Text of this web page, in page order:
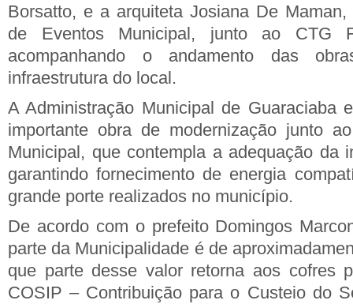
Borsatto, e a arquiteta Josiana De
de Eventos Municipal, junto ao CTG
acompanhando o andamento das
infraestrutura do local.
A Administração Municipal de Guaraciaba
importante obra de modernização junto
Municipal, que contempla a adequação da
garantindo fornecimento de energia
grande porte realizados no município.
De acordo com o prefeito Domingos
parte da Municipalidade é de
que parte desse valor retorna aos cofres
COSIP – Contribuição para o Custeio do